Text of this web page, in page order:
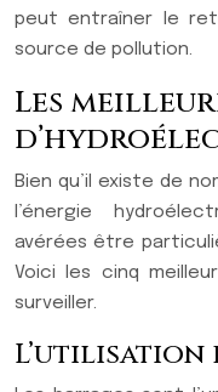
peut entraîner le
source de pollution.
Les
Bien qu’il existe de
l’énergie
avérées être
Voici les cinq
surveiller.
L’utilisation